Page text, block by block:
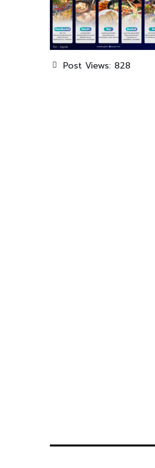
Post Views: 828